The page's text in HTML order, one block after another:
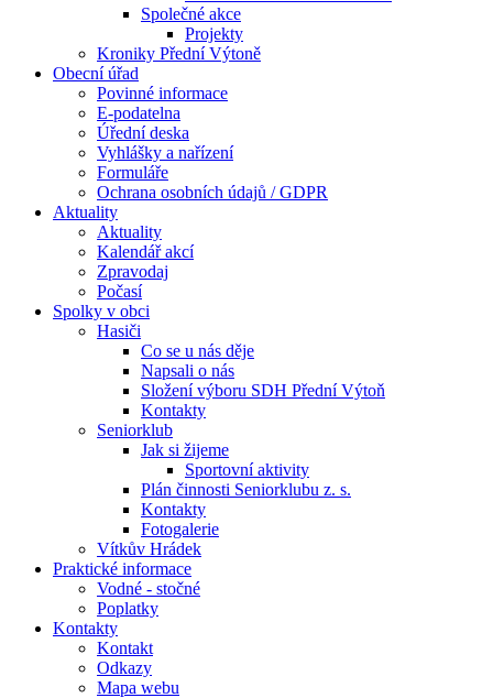
Společné akce
Projekty
Kroniky Přední Výtoně
Obecní úřad
Povinné informace
E-podatelna
Úřední deska
Vyhlášky a nařízení
Formuláře
Ochrana osobních údajů / GDPR
Aktuality
Aktuality
Kalendář akcí
Zpravodaj
Počasí
Spolky v obci
Hasiči
Co se u nás děje
Napsali o nás
Složení výboru SDH Přední Výtoň
Kontakty
Seniorklub
Jak si žijeme
Sportovní aktivity
Plán činnosti Seniorklubu z. s.
Kontakty
Fotogalerie
Vítkův Hrádek
Praktické informace
Vodné - stočné
Poplatky
Kontakty
Kontakt
Odkazy
Mapa webu